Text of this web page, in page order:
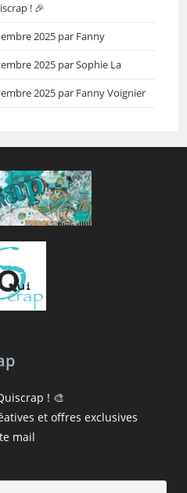
! 🎉
2025 par Fanny
2025 par Sophie La
2025 par Fanny Voignier
! 🎨
et offres exclusives
mail